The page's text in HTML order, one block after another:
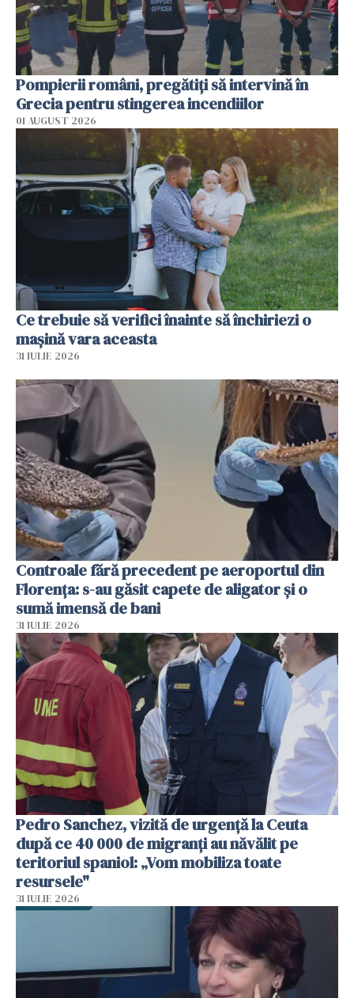
Pompierii români, pregătiţi să intervină în
Grecia pentru stingerea incendiilor
01 AUGUST 2026
Ce trebuie să verifici înainte să închiriezi o
mașină vara aceasta
31 IULIE 2026
Controale fără precedent pe aeroportul din
Florența: s-au găsit capete de aligator și o
sumă imensă de bani
31 IULIE 2026
Pedro Sanchez, vizită de urgență la Ceuta
după ce 40 000 de migranți au năvălit pe
teritoriul spaniol: „Vom mobiliza toate
resursele"
31 IULIE 2026